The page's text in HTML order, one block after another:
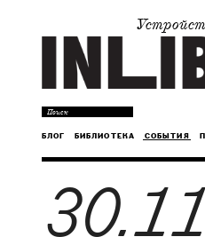
БЛОГ БИБЛИОТЕКА СОБЫТИЯ
30.11